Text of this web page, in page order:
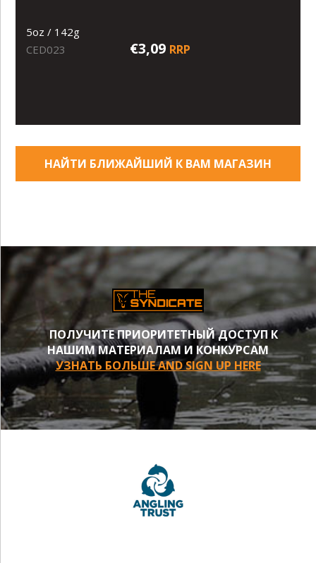
5oz / 142g
CED023
€3,09 RRP
НАЙТИ БЛИЖАЙШИЙ К ВАМ МАГАЗИН
ПОЛУЧИТЕ ПРИОРИТЕТНЫЙ ДОСТУП К
НАШИМ МАТЕРИАЛАМ И КОНКУРСАМ
УЗНАТЬ БОЛЬШЕ AND SIGN UP HERE